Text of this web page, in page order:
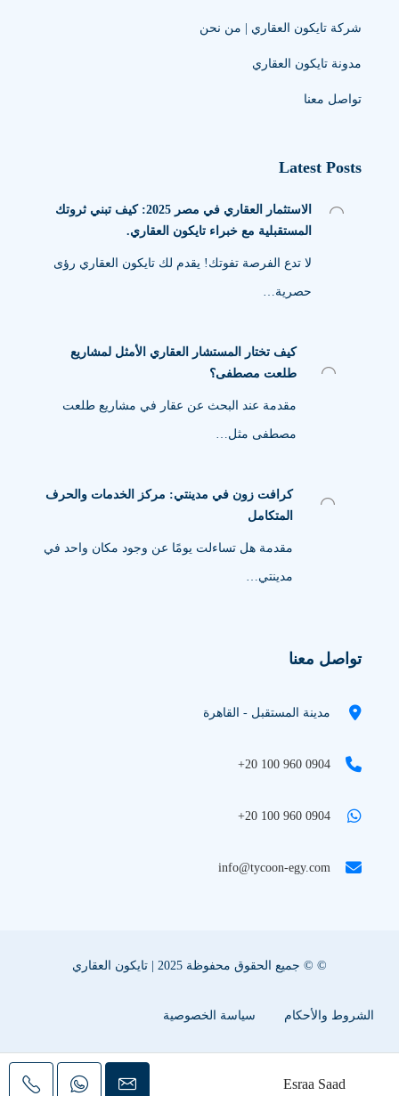
Esraa Saad
شركة تايكون العقاري | من نحن
مدونة تايكون العقاري
تواصل معنا
Latest Posts
الاستثمار العقاري في مصر 2025: كيف تبني ثروتك
المستقبلية مع خبراء تايكون العقاري.
لا تدع الفرصة تفوتك! يقدم لك تايكون العقاري رؤى
حصرية…
كيف تختار المستشار العقاري الأمثل لمشاريع
طلعت مصطفى؟
مقدمة عند البحث عن عقار في مشاريع طلعت
مصطفى مثل…
كرافت زون في مدينتي: مركز الخدمات والحرف
المتكامل
مقدمة هل تساءلت يومًا عن وجود مكان واحد في
مدينتي…
تواصل معنا
مدينة المستقبل - القاهرة
+20 100 960 0904
+20 100 960 0904
info@tycoon-egy.com
© © جميع الحقوق محفوظة 2025 | تايكون العقاري
الشروط والأحكام سياسة الخصوصية
سياسة ملفات تعريف الإرتباط اعلن عقارك معنا